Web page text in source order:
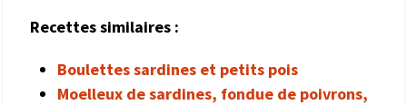
Recettes similaires :
Boulettes sardines et petits pois
Moelleux de sardines, fondue de poivrons,